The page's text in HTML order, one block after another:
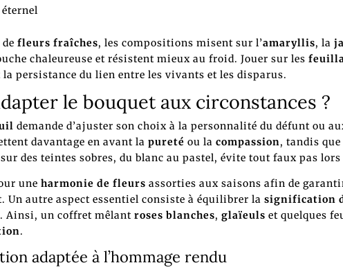
fleurs fraîches, les compositions misent sur l’amaryllis, la
chaleureuse et résistent mieux au froid. Jouer sur les
persistance du lien entre les vivants et les disparus.
le bouquet aux circonstances ?
demande d’ajuster son choix à la personnalité du défunt ou
davantage en avant la pureté ou la compassion, tandis
des teintes sobres, du blanc au pastel, évite tout faux pas lors
une harmonie de fleurs assorties aux saisons afin de
Un autre aspect essentiel consiste à équilibrer la signification
Ainsi, un coffret mêlant roses blanches, glaïeuls et quelques
.
adaptée à l’hommage rendu